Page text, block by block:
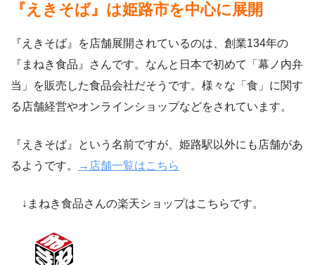
『えきそば』は姫路市を中心に展開
『えきそば』を店舗展開されているのは、創業134年の
『まねき食品』さんです。なんと日本で初めて「幕ノ内弁
当」を販売した食品会社だそうです。様々な「食」に関す
る店舗経営やオンラインショップなどをされています。
『えきそば』という名前ですが、姫路駅以外にも店舗があ
るようです。
→店舗一覧はこちら
↓まねき食品さんの楽天ショップはこちらです。